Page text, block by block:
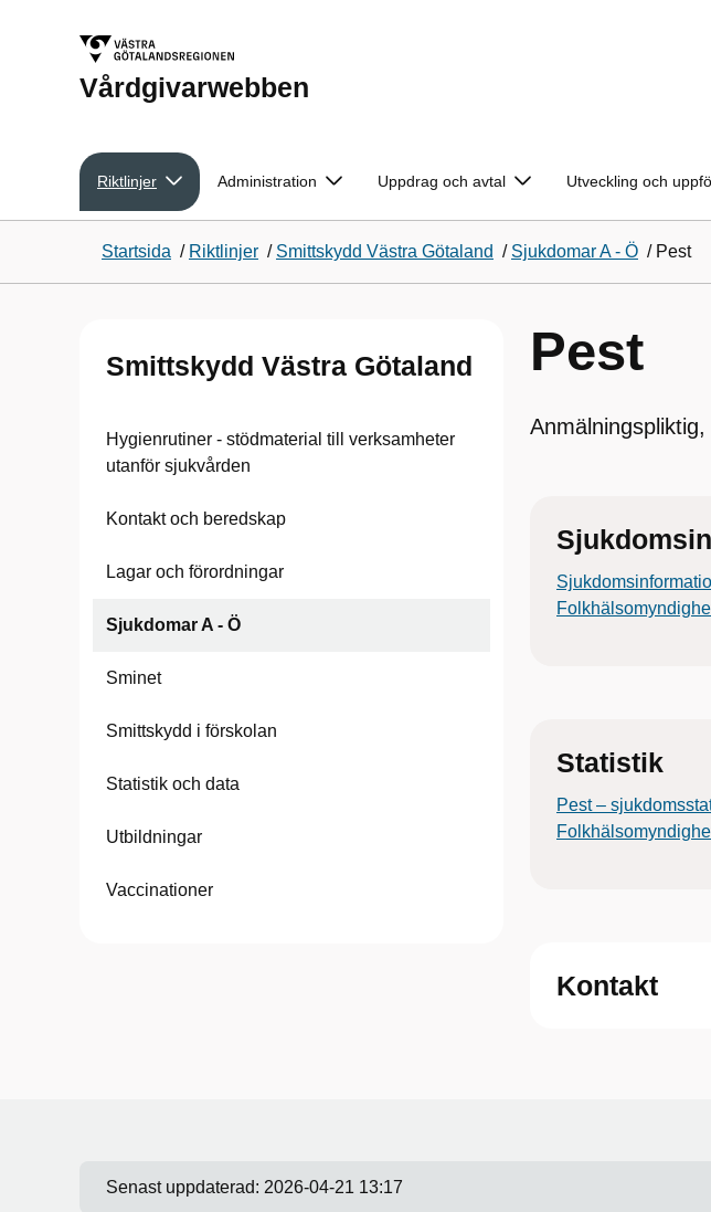
Vårdgivarwebben
Riktlinjer Administration Uppdrag och avtal Utveckling och
Startsida / Riktlinjer / Smittskydd Västra Götaland / Sjukdomar A - Ö / Pest
Smittskydd Västra Götaland
Hygienrutiner - stödmaterial till verksamheter
utanför sjukvården
Kontakt och beredskap
Lagar och förordningar
Sjukdomar A - Ö
Sminet
Smittskydd i förskolan
Statistik och data
Utbildningar
Vaccinationer
Pest
Statistik
Pest –
Kontakt
Senast uppdaterad: 2026-04-21 13:17